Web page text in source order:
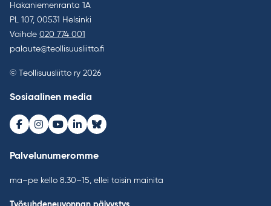
Hakaniemenranta 1A
PL 107, 00531 Helsinki
Vaihde 020 774 001
palaute@teollisuusliitto.fi
© Teollisuusliitto ry 2026
Sosiaalinen media
Facebook
Instagram
Youtube
LinkedInBluesky
Palvelunumeromme
ma–pe kello 8.30–15, ellei toisin mainita